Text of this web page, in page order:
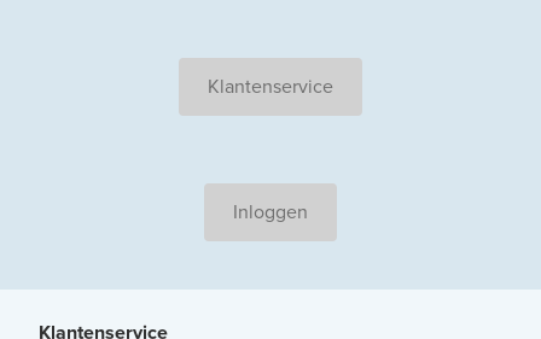
Klantenservice
Inloggen
Klantenservice